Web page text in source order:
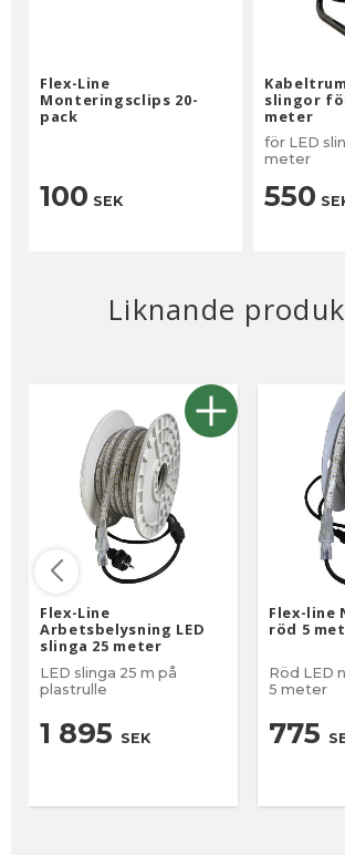
Flex-Line
Monteringsclips 20-
pack
100 SEK
slingor
meter
för LED
meter
550
Liknande
Flex-Line
Arbetsbelysning LED
slinga 25 meter
LED slinga 25 m på
plastrulle
1 895 SEK
Flex-line
röd 5
Röd LED
5 meter
775